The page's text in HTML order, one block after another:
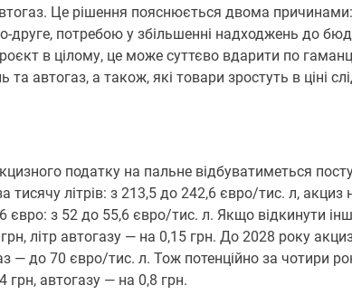
Це рішення пояснюється двома
потребою у збільшенні надходжень до
в цілому, це може суттєво вдарити по
та автогаз, а також, які товари зростуть в ціні
податку на пальне відбуватиметься
тисячу літрів: з 213,5 до 242,6 євро/тис. л,
з 52 до 55,6 євро/тис. л. Якщо відкинути
літр автогазу — на 0,15 грн. До 2028 року
до 70 євро/тис. л. Тож потенційно за чотири
грн, автогазу — на 0,8 грн.